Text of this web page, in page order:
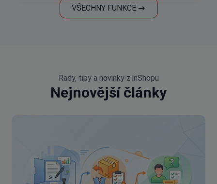
VŠECHNY FUNKCE
Rady, tipy a novinky z inShopu
Nejnovější články